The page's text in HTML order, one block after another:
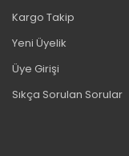
Kargo Takip
Yeni Üyelik
Üye Girişi
Sıkça Sorulan Sorular